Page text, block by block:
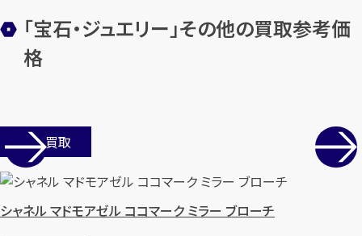
「宝石・ジュエリー」その他の買取参考価
格
店舗買取
シャネル マドモアゼル ココマーク ミラー ブローチ